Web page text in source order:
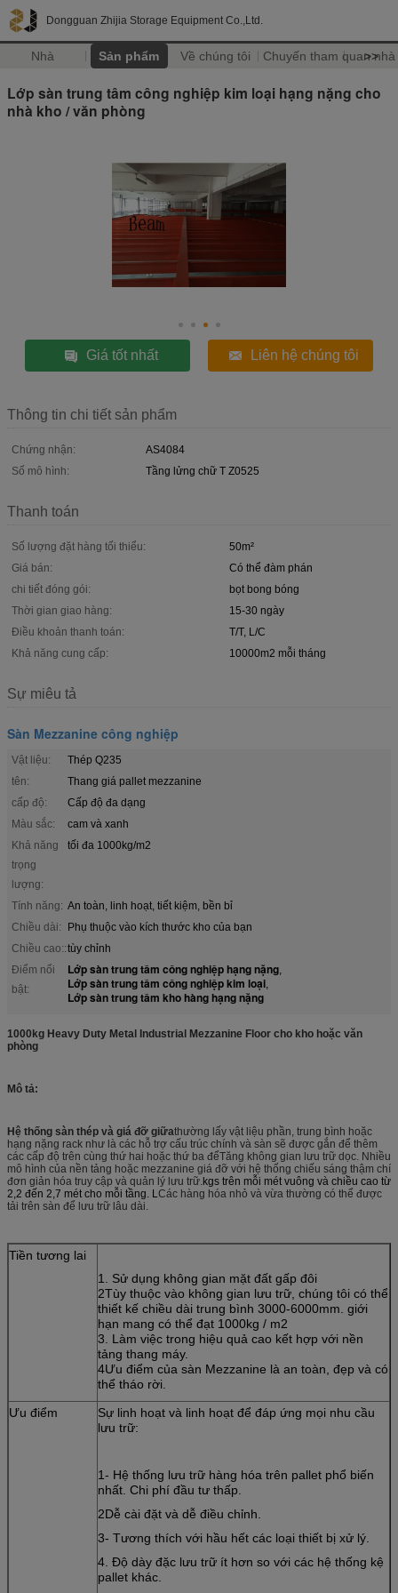
Dongguan Zhijia Storage Equipment Co.,Ltd.
Nhà Sản phẩm Về chúng tôi Chuyến tham quan nhà
>>
Lớp sàn trung tâm công nghiệp kim loại hạng nặng cho
nhà kho / văn phòng
Giá tốt nhất Liên hệ chúng tôi
Thông tin chi tiết sản phẩm
Chứng nhận:
AS4084
Số mô hình:
Tầng lửng chữ T Z0525
Thanh toán
Số lượng đặt hàng tối thiểu:
50m²
Giá bán:
Có thể đàm phán
chi tiết đóng gói:
bọt bong bóng
Thời gian giao hàng:
15-30 ngày
Điều khoản thanh toán:
T/T, L/C
Khả năng cung cấp:
10000m2 mỗi tháng
Sự miêu tả
Sàn Mezzanine công nghiệp
Vật liệu:
Thép Q235
tên:
Thang giá pallet mezzanine
cấp độ:
Cấp độ đa dạng
Màu sắc:
cam và xanh
Khả năng
trọng
lượng:
tối đa 1000kg/m2
Tính năng: An toàn, linh hoạt, tiết kiệm, bền bỉ
Chiều dài:
Phụ thuộc vào kích thước kho của bạn
Chiều cao::tùy chỉnh
Điểm nổi
bật:
Lớp sàn trung tâm công nghiệp hạng nặng,
Lớp sàn trung tâm công nghiệp kim loại,
Lớp sàn trung tâm kho hàng hạng nặng
1000kg Heavy Duty Metal Industrial Mezzanine Floor cho kho hoặc văn
phòng
Mô tả:
Hệ thống sàn thép và giá đỡ giữathường lấy vật liệu phần, trung bình hoặc
hạng nặng rack như là các hỗ trợ cấu trúc chính và sàn sẽ được gắn để thêm
các cấp độ trên cùng thứ hai hoặc thứ ba đểTăng không gian lưu trữ dọc. Nhiều
mô hình của nền tảng hoặc mezzanine giá đỡ với hệ thống chiếu sáng thậm chí
đơn giản hóa truy cập và quản lý lưu trữ.kgs trên mỗi mét vuông và chiều cao từ
2,2 đến 2,7 mét cho mỗi tầng. LCác hàng hóa nhỏ và vừa thường có thể được
tải trên sàn để lưu trữ lâu dài.
Tiền tương lai
1. Sử dụng không gian mặt đất gấp đôi
2Tùy thuộc vào không gian lưu trữ, chúng tôi có thể
thiết kế chiều dài trung bình 3000-6000mm. giới
hạn mang có thể đạt 1000kg / m2
3. Làm việc trong hiệu quả cao kết hợp với nền
tảng thang máy.
4Ưu điểm của sàn Mezzanine là an toàn, đẹp và có
thể tháo rời.
Ưu điểm
Sự linh hoạt và linh hoạt để đáp ứng mọi nhu cầu
lưu trữ:
1- Hệ thống lưu trữ hàng hóa trên pallet phổ biến
nhất. Chi phí đầu tư thấp.
2Dễ cài đặt và dễ điều chỉnh.
3- Tương thích với hầu hết các loại thiết bị xử lý.
4. Độ dày đặc lưu trữ ít hơn so với các hệ thống kệ
pallet khác.